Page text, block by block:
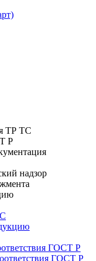
ТР ТС
Р
надзор
ГОСТ Р
ГОСТ Р